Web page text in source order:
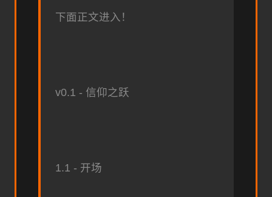
下面正文进入！
v0.1 - 信仰之跃
1.1 - 开场